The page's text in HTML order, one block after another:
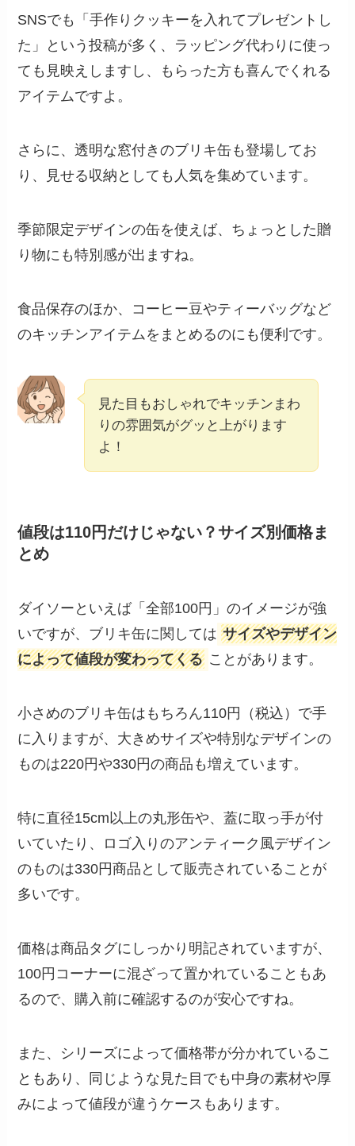
SNSでも「手作りクッキーを入れてプレゼントし
た」という投稿が多く、ラッピング代わりに使っ
ても見映えしますし、もらった方も喜んでくれる
アイテムですよ。
さらに、透明な窓付きのブリキ缶も登場してお
り、見せる収納としても人気を集めています。
季節限定デザインの缶を使えば、ちょっとした贈
り物にも特別感が出ますね。
食品保存のほか、コーヒー豆やティーバッグなど
のキッチンアイテムをまとめるのにも便利です。
見た目もおしゃれでキッチンまわ
りの雰囲気がグッと上がります
よ！
値段は110円だけじゃない？サイズ別価格ま
とめ
ダイソーといえば「全部100円」のイメージが強
いですが、ブリキ缶に関しては サイズやデザイン
によって値段が変わってくる ことがあります。
小さめのブリキ缶はもちろん110円（税込）で手
に入りますが、大きめサイズや特別なデザインの
ものは220円や330円の商品も増えています。
特に直径15cm以上の丸形缶や、蓋に取っ手が付
いていたり、ロゴ入りのアンティーク風デザイン
のものは330円商品として販売されていることが
多いです。
価格は商品タグにしっかり明記されていますが、
100円コーナーに混ざって置かれていることもあ
るので、購入前に確認するのが安心ですね。
また、シリーズによって価格帯が分かれているこ
ともあり、同じような見た目でも中身の素材や厚
みによって値段が違うケースもあります。